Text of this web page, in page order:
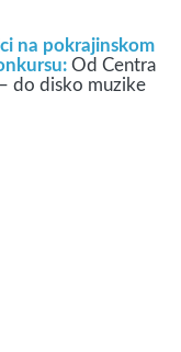
na pokrajinskom
Od Centra
do disko muzike